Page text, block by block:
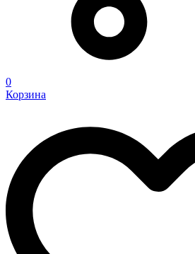
0
Корзина